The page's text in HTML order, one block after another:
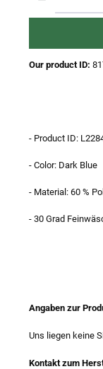
Our product ID:
- Product ID:
- Color: Dark Blue
- Material: 60 %
- 30 Grad
Angaben zur
Uns liegen keine
Kontakt zum